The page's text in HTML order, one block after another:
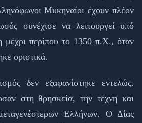
Μυκηναίοι έχουν πλέον
συνέχισε να λειτουργεί υπό
μέχρι περίπου το 1350 π.Χ., όταν
οριστικά.
δεν εξαφανίστηκε εντελώς.
στη θρησκεία, την τέχνη και
Ελλήνων. Ο Δίας